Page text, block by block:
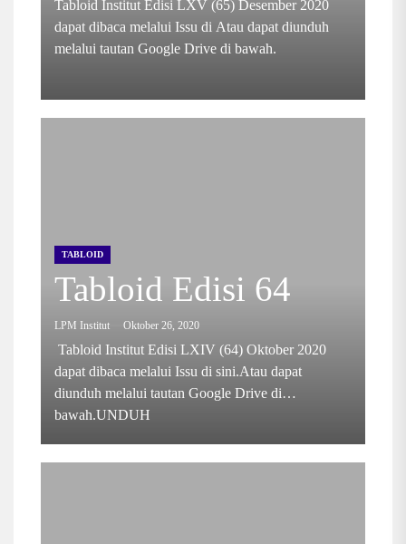
Tabloid Institut Edisi LXV (65) Desember 2020
dapat dibaca melalui Issu di Atau dapat diunduh
melalui tautan Google Drive di bawah.
TABLOID
Tabloid Edisi 64
LPM Institut Oktober 26, 2020
Tabloid Institut Edisi LXIV (64) Oktober 2020
dapat dibaca melalui Issu di sini.Atau dapat
diunduh melalui tautan Google Drive di
bawah.UNDUH